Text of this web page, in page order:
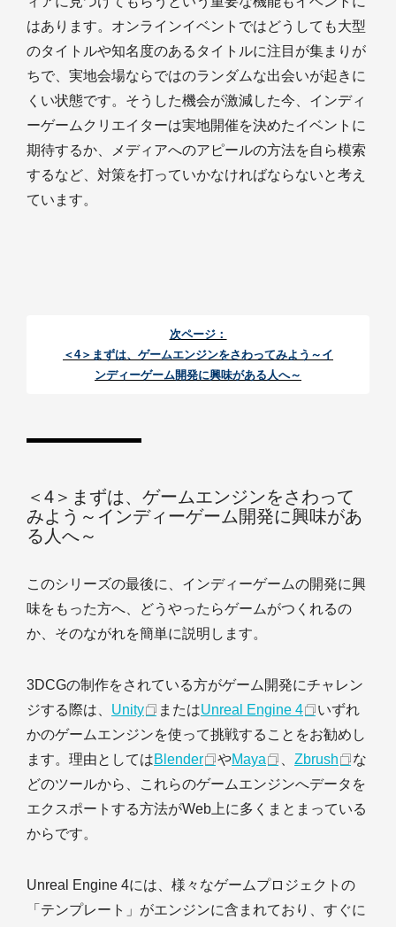
はあります。オンラインイベントではどうしても大型
のタイトルや知名度のあるタイトルに注目が集まりが
ちで、実地会場ならではのランダムな出会いが起きに
くい状態です。そうした機会が激減した今、インディ
ーゲームクリエイターは実地開催を決めたイベントに
期待するか、メディアへのアピールの方法を自ら模索
するなど、対策を打っていかなければならないと考え
ています。
次ページ：
＜4＞まずは、ゲームエンジンをさわってみよう～イ
ンディーゲーム開発に興味がある人へ～
＜4＞まずは、ゲームエンジンをさわって
みよう～インディーゲーム開発に興味があ
る人へ～
このシリーズの最後に、インディーゲームの開発に興
味をもった方へ、どうやったらゲームがつくれるの
か、そのながれを簡単に説明します。
3DCGの制作をされている方がゲーム開発にチャレン
ジする際は、 Unity またはUnreal Engine 4
いずれ
かのゲームエンジンを使って挑戦することをお勧めし
ます。理由としてはBlender やMaya 、 Zbrush
な
どのツールから、これらのゲームエンジンへデータを
エクスポートする方法がWeb上に多くまとまっている
からです。
Unreal Engine 4には、様々なゲームプロジェクトの
「テンプレート」がエンジンに含まれており、すぐに